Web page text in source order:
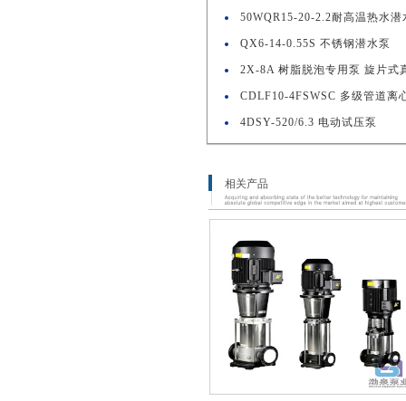
50WQR15-20-2.2耐高温热水潜
QX6-14-0.55S 不锈钢潜水泵
2X-8A 树脂脱泡专用泵 旋片式
CDLF10-4FSWSC 多级管道离
4DSY-520/6.3 电动试压泵
相关产品